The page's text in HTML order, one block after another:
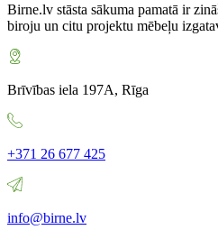
Birne.lv stāsta sākuma pamatā ir
biroju un citu projektu mēbeļu
Brīvības iela 197A, Rīga
+371 26 677 425
info@birne.lv